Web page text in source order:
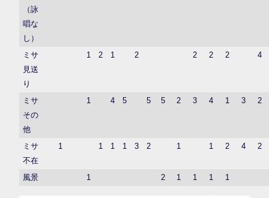
（詠
唱な
し）
ミサ
見送
り
1 2 1 2 2 2 2 4
ミサ
その
他
1 4 5 5 5 2 3 4 1 3 2
ミサ
不在
1 1 1 1 3 2 1 1 2 4 2
風景 1 2 1 1 1 1